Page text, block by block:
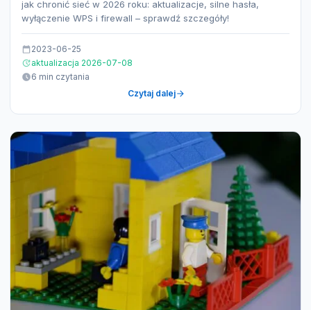
jak chronić sieć w 2026 roku: aktualizacje, silne hasła,
wyłączenie WPS i firewall – sprawdź szczegóły!
2023-06-25
aktualizacja 2026-07-08
6 min czytania
Czytaj dalej